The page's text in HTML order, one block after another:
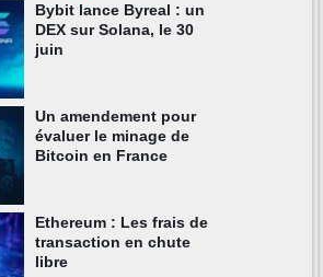
Bybit lance Byreal : un
DEX sur Solana, le 30
juin
Un amendement pour
évaluer le minage de
Bitcoin en France
Ethereum : Les frais de
transaction en chute
libre